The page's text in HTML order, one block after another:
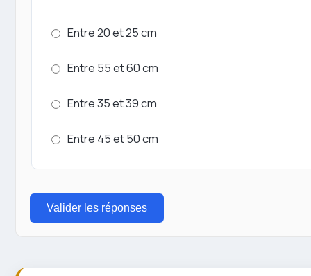
Entre 20 et 25 cm
Entre 55 et 60 cm
Entre 35 et 39 cm
Entre 45 et 50 cm
Valider les réponses